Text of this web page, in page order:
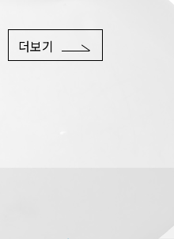
더보기